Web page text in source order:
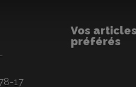
17
Vos
préférés